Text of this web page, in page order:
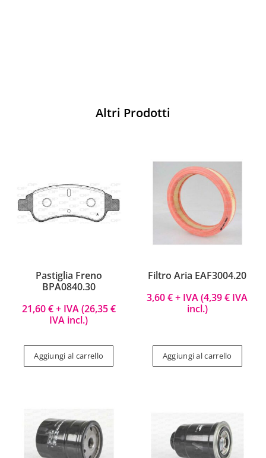
Altri Prodotti
Pastiglia Freno
BPA0840.30
21,60€+ IVA (26,35€
IVA incl.)
Aggiungi al carrello
Filtro Aria EAF3004.20
3,60€+ IVA (4,39€ IVA
incl.)
Aggiungi al carrello